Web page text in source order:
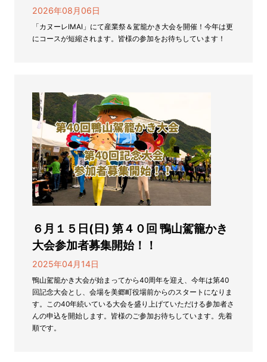
2026年08月06日
「カヌーレIMAI」にて産業祭＆駕籠かき大会を開催！今年は更
にコースが短縮されます。皆様の参加をお待ちしています！
６月１５日(日) 第４０回 鴨山駕籠かき
大会参加者募集開始！！
2025年04月14日
鴨山駕籠かき大会が始まってから40周年を迎え、今年は第40
回記念大会とし、会場を美郷町役場前からのスタートになりま
す。この40年続いている大会を盛り上げていただける参加者さ
んの申込を開始します。皆様のご参加お待ちしています。先着
順です。